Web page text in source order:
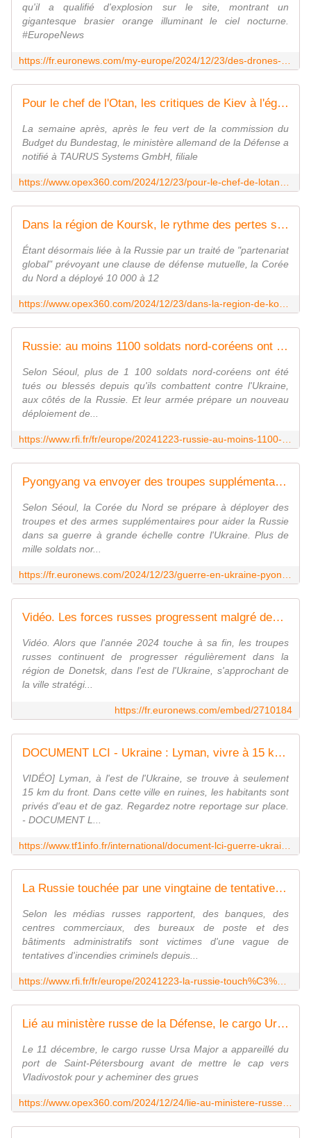
qu'il a qualifié d'explosion sur le site, montrant un
gigantesque brasier orange illuminant le ciel nocturne.
#EuropeNews
Pour le chef de l'Otan, les critiques de Kiev à l'égard de Berlin pour son refus de livrer des missiles Taurus sont "injustes" - Zone Militaire
La semaine après, après le feu vert de la commission du
Budget du Bundestag, le ministère allemand de la Défense a
notifié à TAURUS Systems GmbH, filiale
Dans la région de Koursk, le rythme des pertes subies par les soldats nord-coréens s'accélère - Zone Militaire
Étant désormais liée à la Russie par un traité de "partenariat
global" prévoyant une clause de défense mutuelle, la Corée
du Nord a déployé 10 000 à 12
Russie: au moins 1100 soldats nord-coréens ont été tués ou blessés face aux Ukrainiens, affirme Séoul
Selon Séoul, plus de 1 100 soldats nord-coréens ont été
tués ou blessés depuis qu'ils combattent contre l'Ukraine,
aux côtés de la Russie. Et leur armée prépare un nouveau
déploiement de...
Pyongyang va envoyer des troupes supplémentaires pour aider la Russie
Selon Séoul, la Corée du Nord se prépare à déployer des
troupes et des armes supplémentaires pour aider la Russie
dans sa guerre à grande échelle contre l'Ukraine. Plus de
mille soldats nor...
Vidéo. Les forces russes progressent malgré des pertes record dans la région ukrainienne de Donetsk
Vidéo. Alors que l'année 2024 touche à sa fin, les troupes
russes continuent de progresser régulièrement dans la
région de Donetsk, dans l'est de l'Ukraine, s'approchant de
la ville stratégi...
https://fr.euronews.com/embed/2710184
DOCUMENT LCI - Ukraine : Lyman, vivre à 15 km du front | TF1 INFO
VIDÉO] Lyman, à l'est de l'Ukraine, se trouve à seulement
15 km du front. Dans cette ville en ruines, les habitants sont
privés d'eau et de gaz. Regardez notre reportage sur place.
- DOCUMENT L...
La Russie touchée par une vingtaine de tentatives d'incendies criminels, Moscou accuse l'Ukraine
Selon les médias russes rapportent, des banques, des
centres commerciaux, des bureaux de poste et des
bâtiments administratifs sont victimes d'une vague de
tentatives d'incendies criminels depuis...
Lié au ministère russe de la Défense, le cargo Ursa Major a coulé en Méditerranée - Zone Militaire
Le 11 décembre, le cargo russe Ursa Major a appareillé du
port de Saint-Pétersbourg avant de mettre le cap vers
Vladivostok pour y acheminer des grues